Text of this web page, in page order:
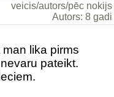
veicis/autors/pēc nokijs
Autors: 8 gadi
lika pirms
pateikt.